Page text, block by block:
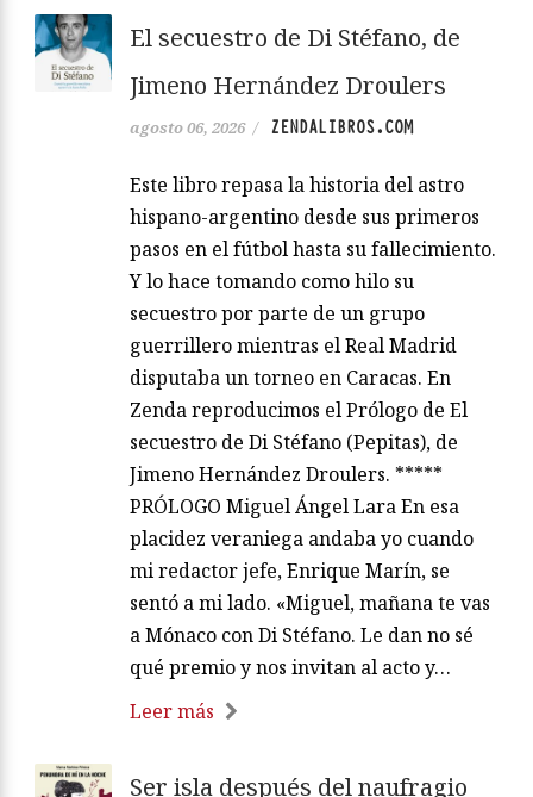
El secuestro de Di Stéfano, de
Jimeno Hernández Droulers
agosto 06, 2026 / ZENDALIBROS.COM
Este libro repasa la historia del astro
hispano-argentino desde sus primeros
pasos en el fútbol hasta su fallecimiento.
Y lo hace tomando como hilo su
secuestro por parte de un grupo
guerrillero mientras el Real Madrid
disputaba un torneo en Caracas. En
Zenda reproducimos el Prólogo de El
secuestro de Di Stéfano (Pepitas), de
Jimeno Hernández Droulers. *****
PRÓLOGO Miguel Ángel Lara En esa
placidez veraniega andaba yo cuando
mi redactor jefe, Enrique Marín, se
sentó a mi lado. «Miguel, mañana te vas
a Mónaco con Di Stéfano. Le dan no sé
qué premio y nos invitan al acto y…
Leer más
Ser isla después del naufragio